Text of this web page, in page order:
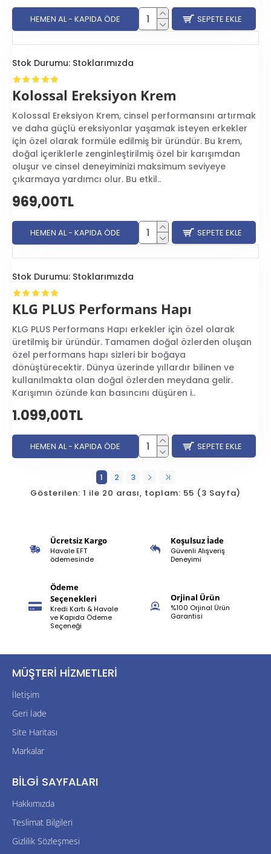
HEMEN AL - KAPIDA ÖDE SEPETE EKLE
Stok Durumu: Stoklarımızda
Kolossal Ereksiyon Krem
Kolossal Ereksiyon Krem, cinsel performansını artırmak
ve daha güçlü ereksiyonlar yaşamak isteyen erkekler
için özel olarak formüle edilmiş bir üründür. Bu krem,
doğal içeriklerle zenginleştirilmiş özel bir karışımdan
oluşur ve cinsel deneyiminizi maksimum seviyeye
çıkarmaya yardımcı olur. Bu etkil..
969,00TL
HEMEN AL - KAPIDA ÖDE SEPETE EKLE
Stok Durumu: Stoklarımızda
KLG PLUS Performans Hapı
KLG PLUS Performans Hapı erkekler için özel olarak
üretilmiş bir üründür. Tamamen doğal özlerden oluşan
özel performans hapı sizleri bir boğaya
dönüştürecektir. Dünya üzerinde yıllardır bilinen ve
kullanılmakta olan doğal özlerden meydana gelir.
Karışımın özünde kan basıncını düşüren i..
1.099,00TL
HEMEN AL - KAPIDA ÖDE SEPETE EKLE
1 2
3
Gösterilen: 1 ile 20 arası, toplam: 55 (3 Sayfa)
Ücretsiz Kargo
Havale EFT
ödemesinde
Koşulsuz İade
Güvenli Alışveriş
Deneyimi
Ödeme
Seçenekleri
Kredi Kartı & Havale
ve Kapıda Ödeme
Seçeneği
Orjinal Ürün
%100 Orjinal Ürün
Garantisi
MÜŞTERI HIZMETLERI
İletişim
Geri İade
Site Haritası
Markalar
BILGI SAYFALARI
Hakkımızda
Teslimat Bilgileri
Gizlilik Sözleşmesi